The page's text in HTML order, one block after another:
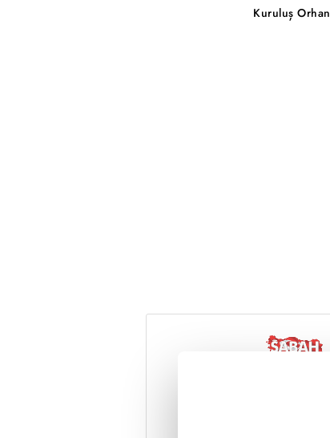
Reddet
Kuruluş Orhan